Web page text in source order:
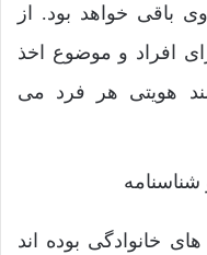
باقی خواهد بود. از
افراد و موضوع اخذ
هویتی هر فرد می
خانوادگی بوده اند